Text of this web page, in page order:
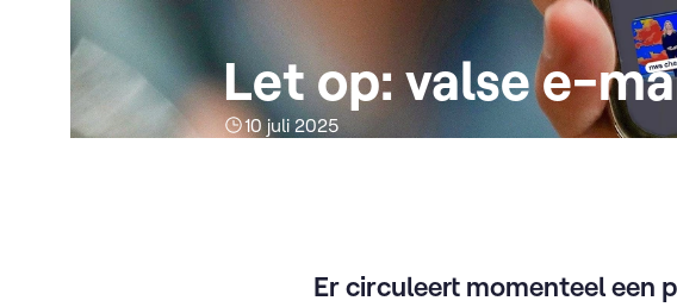
Let op: valse e-
10 juli 2025
Er circuleert momenteel een